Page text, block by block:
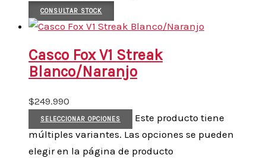
CONSULTAR STOCK
Casco Fox V1 Streak
Blanco/Naranjo
$249.990
SELECCIONAR OPCIONES
Este producto tiene
múltiples variantes. Las opciones se pueden
elegir en la página de producto